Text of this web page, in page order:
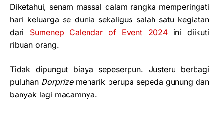
Diketahui, senam massal dalam rangka memperingati
hari keluarga se dunia sekaligus salah satu kegiatan
dari Sumenep Calendar of Event 2024ini diikuti
ribuan orang.
Tidak dipungut biaya sepeserpun. Justeru berbagi
puluhan Dorprizemenarik berupa sepeda gunung dan
banyak lagi macamnya.